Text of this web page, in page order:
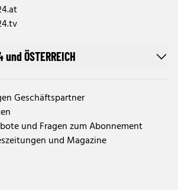
ÖSTERREICH
Geschäftspartner
und Fragen zum Abonnement
und Magazine